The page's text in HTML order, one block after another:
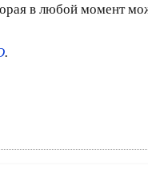
в любой момент
.